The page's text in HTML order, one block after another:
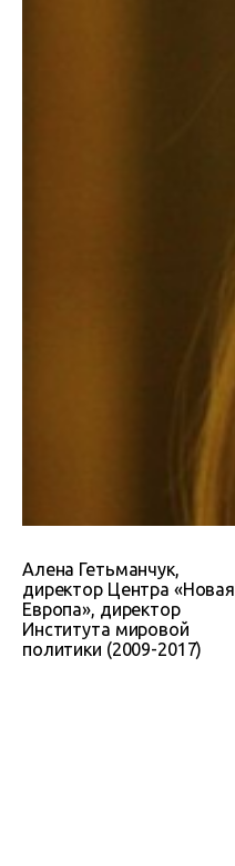
Алена Гетьманчук,
директор Центра «Новая
Европа», директор
Института мировой
политики (2009-2017)